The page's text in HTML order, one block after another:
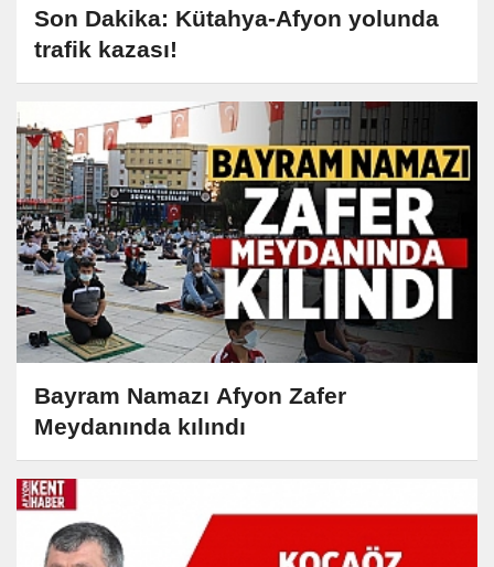
Son Dakika: Kütahya-Afyon yolunda
trafik kazası!
Bayram Namazı Afyon Zafer
Meydanında kılındı